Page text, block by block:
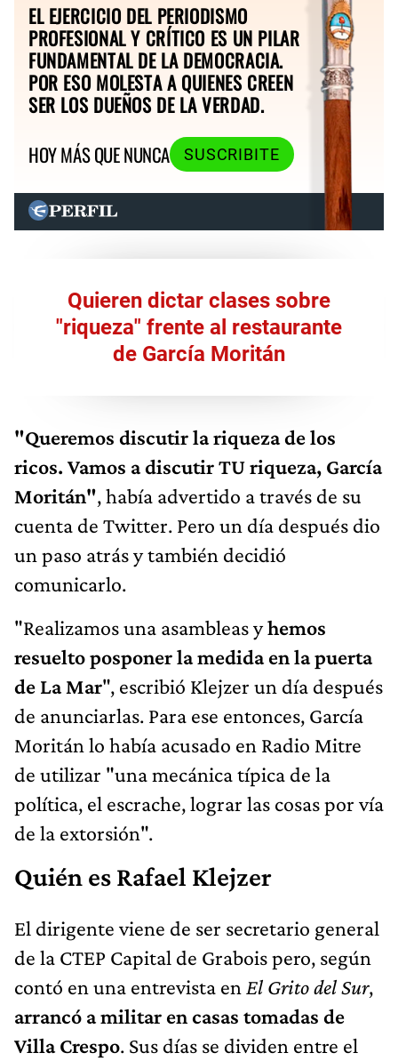
EL EJERCICIO DEL PERIODISMO
PROFESIONAL Y CRÍTICO ES UN PILAR
FUNDAMENTAL DE LA DEMOCRACIA.
POR ESO MOLESTA A QUIENES CREEN
SER LOS DUEÑOS DE LA VERDAD.
HOY MÁS QUE NUNCA
SUSCRIBITE
Quieren dictar clases sobre
"riqueza" frente al restaurante
de García Moritán
"Queremos discutir la riqueza de los
ricos. Vamos a discutir TU riqueza, García
Moritán", había advertido a través de su
cuenta de Twitter. Pero un día después dio
un paso atrás y también decidió
comunicarlo.
"Realizamos una asambleas yhemos
resuelto posponer la medida en la puerta
de La Mar", escribió Klejzer un día después
de anunciarlas. Para ese entonces, García
Moritán lo había acusado en Radio Mitre
de utilizar "una mecánica típica de la
política, el escrache, lograr las cosas por vía
de la extorsión".
Quién es Rafael Klejzer
El dirigente viene de ser secretario general
de la CTEP Capital de Grabois pero, según
contó en una entrevista en El Grito del Sur,
arrancó a militar en casas tomadas de
Villa Crespo. Sus días se dividen entre el